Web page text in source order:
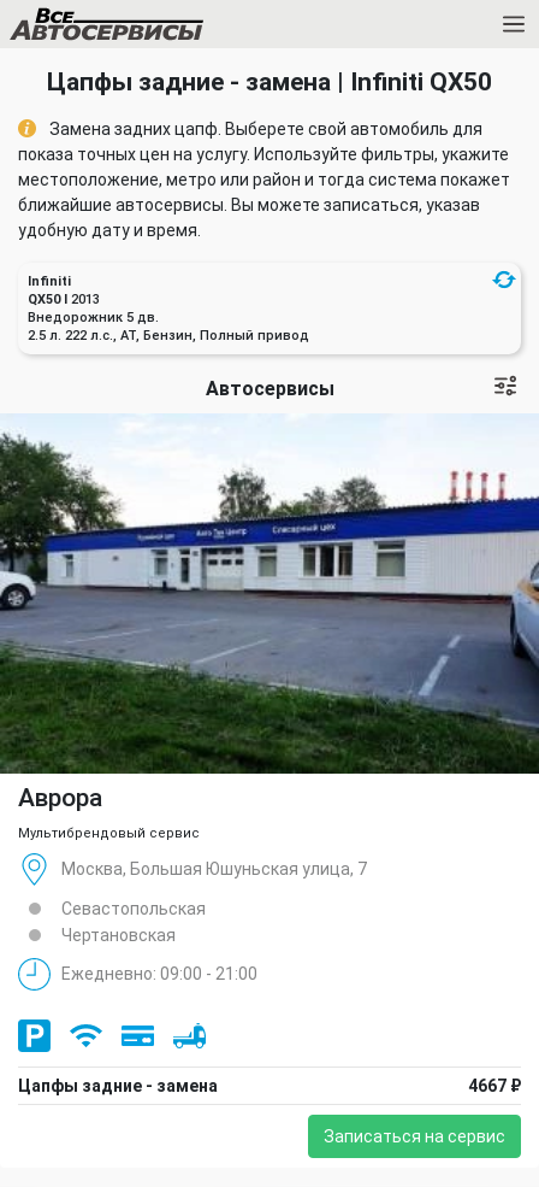
Цапфы задние - замена | Infiniti QX50
Замена задних цапф. Выберете свой автомобиль для
показа точных цен на услугу. Используйте фильтры, укажите
местоположение, метро или район и тогда система покажет
ближайшие автосервисы. Вы можете записаться, указав
удобную дату и время.
Infiniti
QX50 I 2013
Внедорожник 5 дв.
2.5 л. 222 л.с., AT, Бензин, Полный привод
Автосервисы
Аврора
Мультибрендовый сервис
Москва, Большая Юшуньская улица, 7
Севастопольская
Чертановская
Ежедневно: 09:00 - 21:00
Цапфы задние - замена 4667 ₽
Записаться на сервис